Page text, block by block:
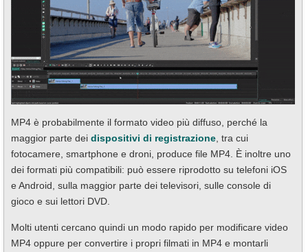
MP4 è probabilmente il formato video più diffuso, perché la
maggior parte dei dispositivi di registrazione , tra cui
fotocamere, smartphone e droni, produce file MP4. È inoltre uno
dei formati più compatibili: può essere riprodotto su telefoni iOS
e Android, sulla maggior parte dei televisori, sulle console di
gioco e sui lettori DVD.
Molti utenti cercano quindi un modo rapido per modificare video
MP4 oppure per convertire i propri filmati in MP4 e montarli